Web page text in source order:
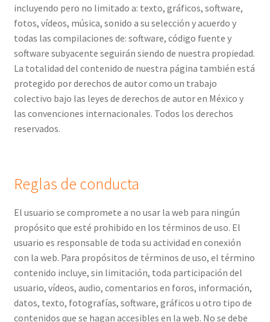
incluyendo pero no limitado a: texto, gráficos, software,
fotos, vídeos, música, sonido a su selección y acuerdo y
todas las compilaciones de: software, código fuente y
software subyacente seguirán siendo de nuestra propiedad.
La totalidad del contenido de nuestra página también está
protegido por derechos de autor como un trabajo
colectivo bajo las leyes de derechos de autor en México y
las convenciones internacionales. Todos los derechos
reservados.
Reglas de conducta
El usuario se compromete a no usar la web para ningún
propósito que esté prohibido en los términos de uso. El
usuario es responsable de toda su actividad en conexión
con la web. Para propósitos de términos de uso, el término
contenido incluye, sin limitación, toda participación del
usuario, vídeos, audio, comentarios en foros, información,
datos, texto, fotografías, software, gráficos u otro tipo de
contenidos que se hagan accesibles en la web. No se debe